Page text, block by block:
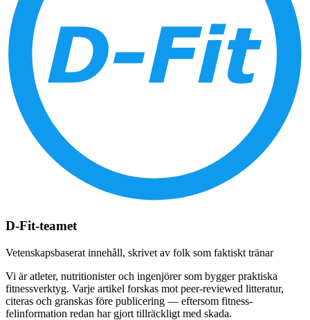
D-Fit-teamet
Vetenskapsbaserat innehåll, skrivet av folk som faktiskt tränar
Vi är atleter, nutritionister och ingenjörer som bygger praktiska
fitnessverktyg. Varje artikel forskas mot peer-reviewed litteratur,
citeras och granskas före publicering — eftersom fitness-
felinformation redan har gjort tillräckligt med skada.